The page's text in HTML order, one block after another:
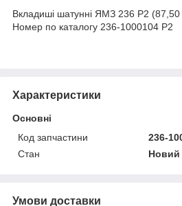
Вкладиші шатунні ЯМЗ 236 Р2 (87,50
Номер по каталогу 236-1000104 Р2
Характеристики
Основні
Код запчастини
236-
Стан
Новий
Умови доставки